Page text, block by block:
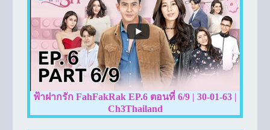
ฟ้าฝากรัก FahFakRak EP.6 ตอนที่ 6/9 | 30-01-63 |
Ch3Thailand